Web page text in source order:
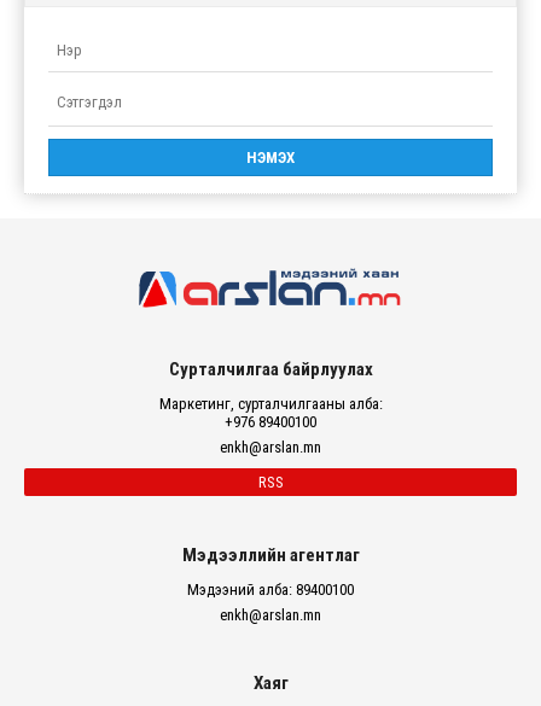
Сурталчилгаа байрлуулах
Маркетинг, сурталчилгааны алба:
+976 89400100
enkh@arslan.mn
RSS
Мэдээллийн агентлаг
Мэдээний алба: 89400100
enkh@arslan.mn
Хаяг